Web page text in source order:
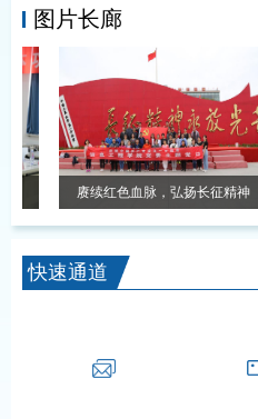
图片长廊
赓续红色血脉，弘扬长征精神
快速通道